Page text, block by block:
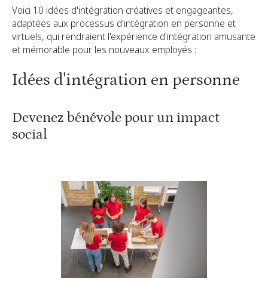
Voici 10 idées d'intégration créatives et engageantes,
adaptées aux processus d'intégration en personne et
virtuels, qui rendraient l'expérience d'intégration amusante
et mémorable pour les nouveaux employés :
Idées d'intégration en personne
Devenez bénévole pour un impact
social